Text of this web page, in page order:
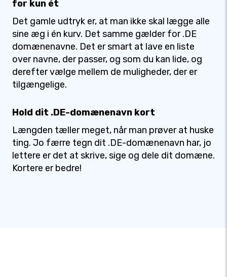
for kun ét
Det gamle udtryk er, at man ikke skal lægge alle
sine æg i én kurv. Det samme gælder for .DE
domænenavne. Det er smart at lave en liste
over navne, der passer, og som du kan lide, og
derefter vælge mellem de muligheder, der er
tilgængelige.
Hold dit .DE-domænenavn kort
Længden tæller meget, når man prøver at huske
ting. Jo færre tegn dit .DE-domænenavn har, jo
lettere er det at skrive, sige og dele dit domæne.
Kortere er bedre!